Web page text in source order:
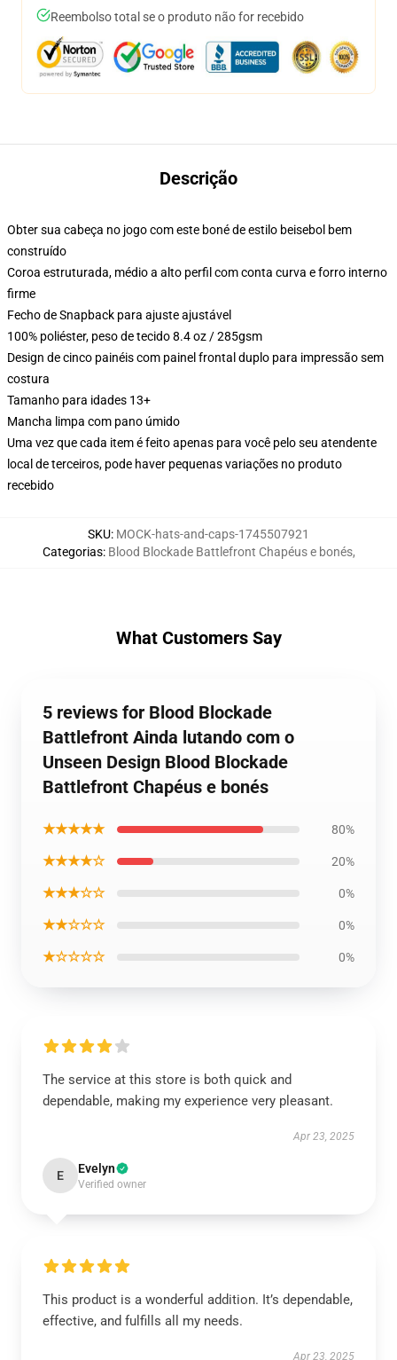
Reembolso total se o produto não for recebido
Descrição
Obter sua cabeça no jogo com este boné de estilo beisebol bem
construído
Coroa estruturada, médio a alto perfil com conta curva e forro interno
firme
Fecho de Snapback para ajuste ajustável
100% poliéster, peso de tecido 8.4 oz / 285gsm
Design de cinco painéis com painel frontal duplo para impressão sem
costura
Tamanho para idades 13+
Mancha limpa com pano úmido
Uma vez que cada item é feito apenas para você pelo seu atendente
local de terceiros, pode haver pequenas variações no produto
recebido
SKU: MOCK-hats-and-caps-1745507921
Categorias: Blood Blockade Battlefront Chapéus e bonés,
What Customers Say
5 reviews for Blood Blockade
Battlefront Ainda lutando com o
Unseen Design Blood Blockade
Battlefront Chapéus e bonés
★★★★★ 80%
★★★★☆ 20%
★★★☆☆ 0%
★★☆☆☆ 0%
★☆☆☆☆ 0%
The service at this store is both quick and
dependable, making my experience very pleasant.
Apr 23, 2025
E Evelyn
Verified owner
This product is a wonderful addition. It’s dependable,
effective, and fulfills all my needs.
Apr 23, 2025